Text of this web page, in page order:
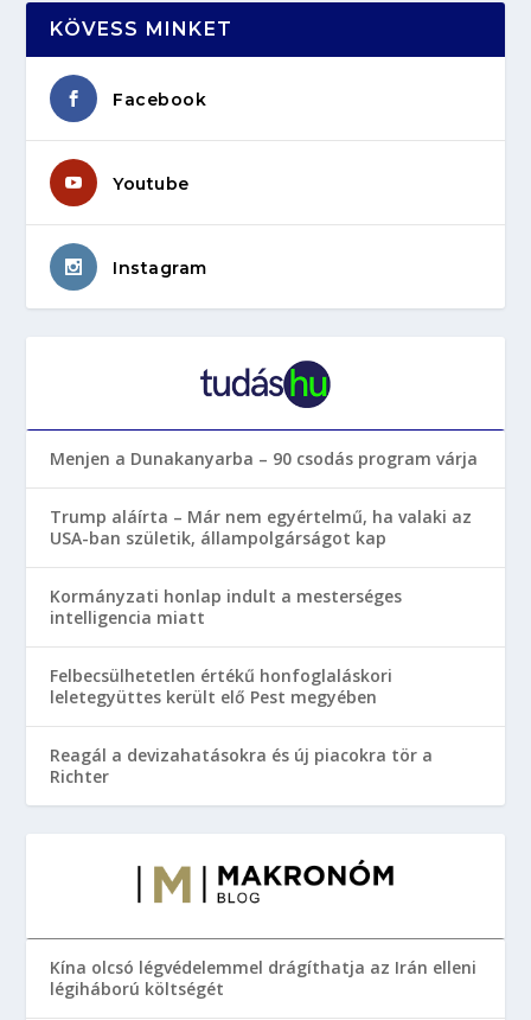
KÖVESS MINKET
Facebook
Youtube
Instagram
Menjen a Dunakanyarba – 90 csodás program várja
Trump aláírta – Már nem egyértelmű, ha valaki az
USA-ban születik, állampolgárságot kap
Kormányzati honlap indult a mesterséges
intelligencia miatt
Felbecsülhetetlen értékű honfoglaláskori
leletegyüttes került elő Pest megyében
Reagál a devizahatásokra és új piacokra tör a
Richter
Kína olcsó légvédelemmel drágíthatja az Irán elleni
légiháború költségét